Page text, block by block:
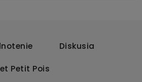
Diskusia
Petit Pois